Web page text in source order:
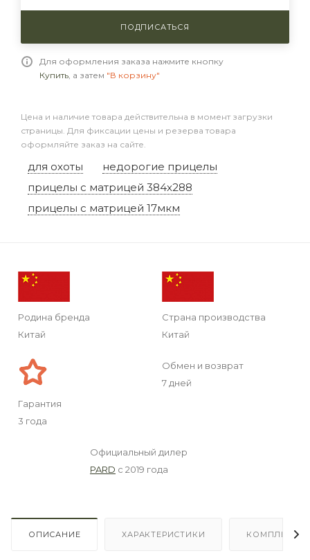
ПОДПИСАТЬСЯ
Для оформления заказа нажмите кнопку
Купить, а затем "В корзину"
Цена и наличие товара действительна в момент загрузки
страницы. Для фиксации цены и резерва товара
оформляйте заказ на сайте.
для охоты
недорогие прицелы
прицелы с матрицей 384x288
прицелы с матрицей 17мкм
Родина бренда
Китай
Страна производства
Китай
Гарантия
3 года
Обмен и возврат
7 дней
Официальный дилер
PARD с 2019 года
ОПИСАНИЕ ХАРАКТЕРИСТИКИ